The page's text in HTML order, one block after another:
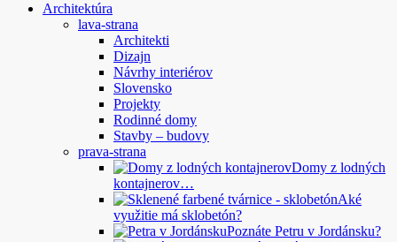
Architektúra
lava-strana
Architekti
Dizajn
Návrhy interiérov
Slovensko
Projekty
Rodinné domy
Stavby – budovy
prava-strana
Domy z lodných
kontajnerov…
Aké
využitie má sklobetón?
Poznáte Petru v Jordánsku?